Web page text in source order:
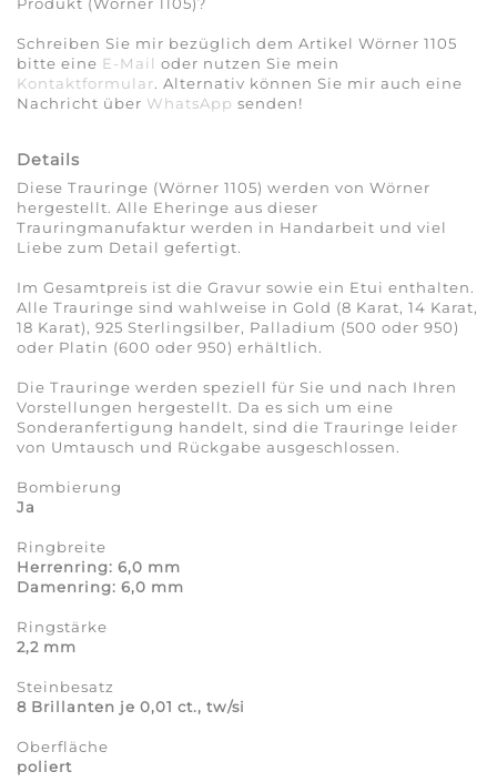
Produkt (Wörner 1105)?
Schreiben Sie mir bezüglich dem Artikel Wörner 1105
bitte eine E-Mail oder nutzen Sie mein
Kontaktformular. Alternativ können Sie mir auch eine
Nachricht über WhatsApp senden!
Details
Diese Trauringe (Wörner 1105) werden von Wörner
hergestellt. Alle Eheringe aus dieser
Trauringmanufaktur werden in Handarbeit und viel
Liebe zum Detail gefertigt.
Im Gesamtpreis ist die Gravur sowie ein Etui enthalten.
Alle Trauringe sind wahlweise in Gold (8 Karat, 14 Karat,
18 Karat), 925 Sterlingsilber, Palladium (500 oder 950)
oder Platin (600 oder 950) erhältlich.
Die Trauringe werden speziell für Sie und nach Ihren
Vorstellungen hergestellt. Da es sich um eine
Sonderanfertigung handelt, sind die Trauringe leider
von Umtausch und Rückgabe ausgeschlossen.
Bombierung
Ja
Ringbreite
Herrenring: 6,0 mm
Damenring: 6,0 mm
Ringstärke
2,2 mm
Steinbesatz
8 Brillanten je 0,01 ct., tw/si
Oberfläche
poliert